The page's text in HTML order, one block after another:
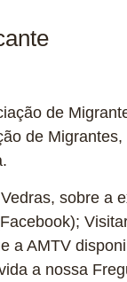
de
de
sobre
a AMTV
a nossa